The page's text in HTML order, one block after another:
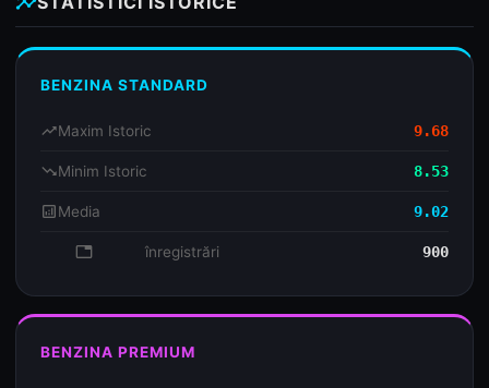
BENZINA STANDARD
trending_upMaxim Istoric 9.68
trending_downMinim Istoric 8.53
analyticsMedia 9.02
database înregistrări 900
BENZINA PREMIUM